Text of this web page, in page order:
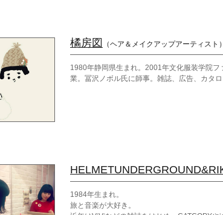
2011 年 A/W 六本木 TSUTAYA で初のインスタ
2012 年 S/S 「Jenny Fax」初となるファッシ
愛についてのパーソナルな感情が込められて
2014年 S/S 旧東京電機大学跡地で逆回転のフ
橘房図 （ヘア＆メイクアップアーティスト）
1980年静岡県生まれ。2001年文化服装学院
業。冨沢ノボル氏に師事。雑誌、広告、カタ
1984年生まれ。
旅と音楽が大好き。